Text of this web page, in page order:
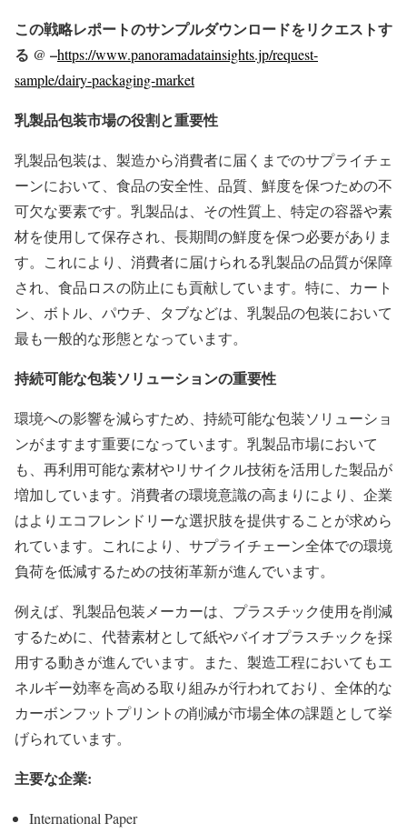
この戦略レポートのサンプルダウンロードをリクエストす
る @ –https://www.panoramadatainsights.jp/request-
sample/dairy-packaging-market
乳製品包装市場の役割と重要性
乳製品包装は、製造から消費者に届くまでのサプライチェ
ーンにおいて、食品の安全性、品質、鮮度を保つための不
可欠な要素です。乳製品は、その性質上、特定の容器や素
材を使用して保存され、長期間の鮮度を保つ必要がありま
す。これにより、消費者に届けられる乳製品の品質が保障
され、食品ロスの防止にも貢献しています。特に、カート
ン、ボトル、パウチ、タブなどは、乳製品の包装において
最も一般的な形態となっています。
持続可能な包装ソリューションの重要性
環境への影響を減らすため、持続可能な包装ソリューショ
ンがますます重要になっています。乳製品市場において
も、再利用可能な素材やリサイクル技術を活用した製品が
増加しています。消費者の環境意識の高まりにより、企業
はよりエコフレンドリーな選択肢を提供することが求めら
れています。これにより、サプライチェーン全体での環境
負荷を低減するための技術革新が進んでいます。
例えば、乳製品包装メーカーは、プラスチック使用を削減
するために、代替素材として紙やバイオプラスチックを採
用する動きが進んでいます。また、製造工程においてもエ
ネルギー効率を高める取り組みが行われており、全体的な
カーボンフットプリントの削減が市場全体の課題として挙
げられています。
主要な企業:
International Paper